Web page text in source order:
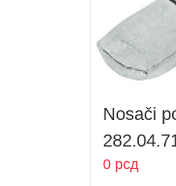
Nosači
0 рсд